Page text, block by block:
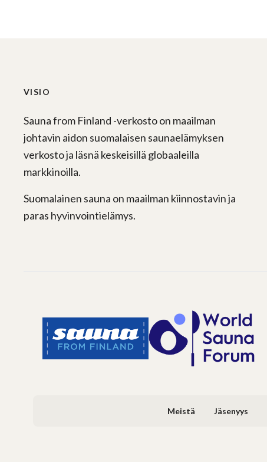
VISIO
Sauna from Finland -verkosto on maailman
johtavin aidon suomalaisen saunaelämyksen
verkosto ja läsnä keskeisillä globaaleilla
markkinoilla.
Suomalainen sauna on maailman kiinnostavin ja
paras hyvinvointielämys.
Meistä Jäsenyys